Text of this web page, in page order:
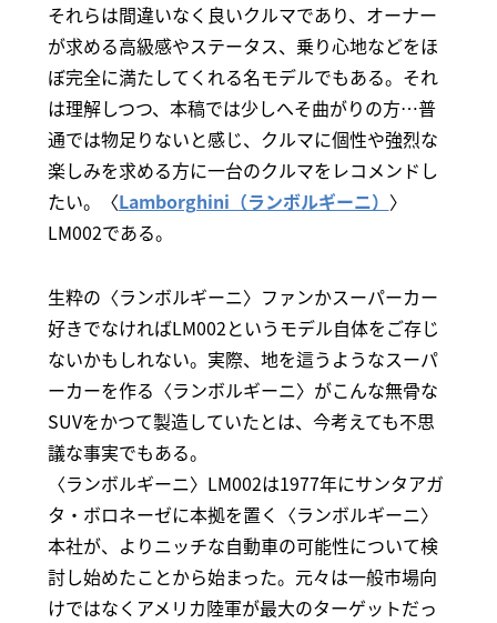
それらは間違いなく良いクルマであり、オーナー
が求める高級感やステータス、乗り心地などをほ
ぼ完全に満たしてくれる名モデルでもある。それ
は理解しつつ、本稿では少しへそ曲がりの方…普
通では物足りないと感じ、クルマに個性や強烈な
楽しみを求める方に一台のクルマをレコメンドし
たい。〈Lamborghini（ランボルギーニ） 〉
LM002である。
生粋の〈ランボルギーニ〉ファンかスーパーカー
好きでなければLM002というモデル自体をご存じ
ないかもしれない。実際、地を這うようなスーパ
ーカーを作る〈ランボルギーニ〉がこんな無骨な
SUVをかつて製造していたとは、今考えても不思
議な事実でもある。
〈ランボルギーニ〉LM002は1977年にサンタアガ
タ・ボロネーゼに本拠を置く〈ランボルギーニ〉
本社が、よりニッチな自動車の可能性について検
討し始めたことから始まった。元々は一般市場向
けではなくアメリカ陸軍が最大のターゲットだっ